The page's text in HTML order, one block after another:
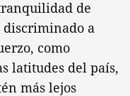
de
discriminado a
como
latitudes del país,
más lejos